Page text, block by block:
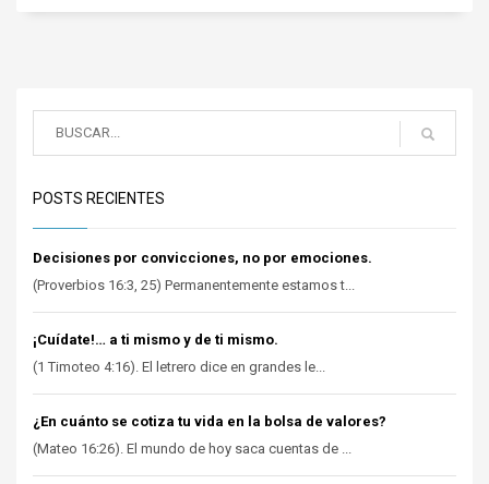
POSTS RECIENTES
Decisiones por convicciones, no por emociones.
(Proverbios 16:3, 25) Permanentemente estamos t...
¡Cuídate!… a ti mismo y de ti mismo.
(1 Timoteo 4:16). El letrero dice en grandes le...
¿En cuánto se cotiza tu vida en la bolsa de valores?
(Mateo 16:26). El mundo de hoy saca cuentas de ...